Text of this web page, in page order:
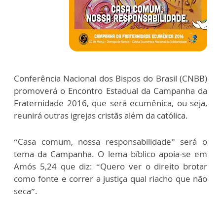
Conferência Nacional dos Bispos do Brasil (CNBB)
promoverá o Encontro Estadual da Campanha da
Fraternidade 2016, que será ecumênica, ou seja,
reunirá outras igrejas cristãs além da católica.
“Casa comum, nossa responsabilidade” será o
tema da Campanha. O lema bíblico apoia-se em
Amós 5,24 que diz: “Quero ver o direito brotar
como fonte e correr a justiça qual riacho que não
seca”.